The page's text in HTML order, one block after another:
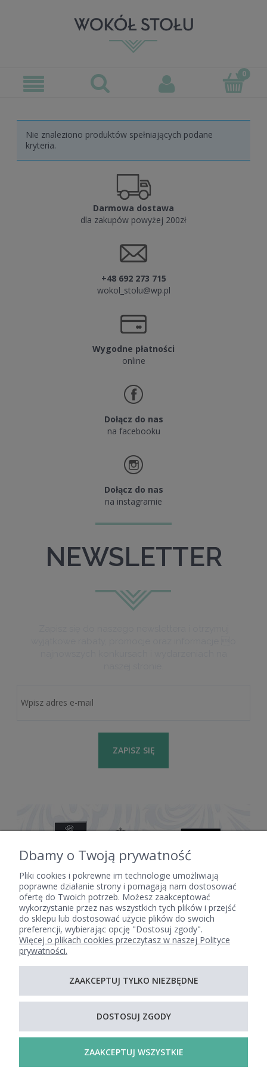
Nie znaleziono produktów spełniających podane
kryteria.
Darmowa dostawa
dla zakupów powyżej 200zł
+48 692 273 715
wokol_stolu@wp.pl
Wygodne płatności
online
Dołącz do nas
na facebooku
Dołącz do nas
na instagramie
NEWSLETTER
ZAPISZ SIĘ
POMOC
MOJE KONTO
PŁATNOŚCI I DOSTAWA
INFORMACJE
O NAS
Dbamy o Twoją prywatność
Pliki cookies i pokrewne im technologie umożliwiają
poprawne działanie strony i pomagają nam dostosować
ofertę do Twoich potrzeb. Możesz zaakceptować
wykorzystanie przez nas wszystkich tych plików i przejść
do sklepu lub dostosować użycie plików do swoich
preferencji, wybierając opcję "Dostosuj zgody".
Więcej o plikach cookies przeczytasz w naszej Polityce
prywatności.
ZAAKCEPTUJ TYLKO NIEZBĘDNE
DOSTOSUJ ZGODY
ZAAKCEPTUJ WSZYSTKIE